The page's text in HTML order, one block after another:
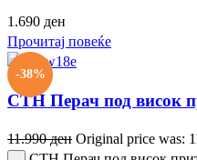
1.690 ден
Прочитај повеќе
-38%
СТН Перач под висок
11.990ден Original price was: